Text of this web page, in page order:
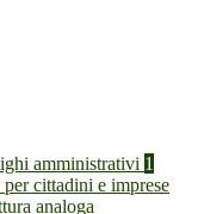
amministrativi 1
cittadini e imprese
analoga